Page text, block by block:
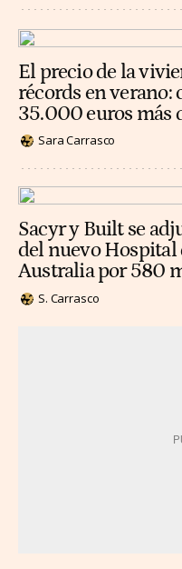
El precio de la
récords en verano:
35.000 euros más
Sara Carrasco
Sacyr y Built se
del nuevo
Australia por 580
S. Carrasco